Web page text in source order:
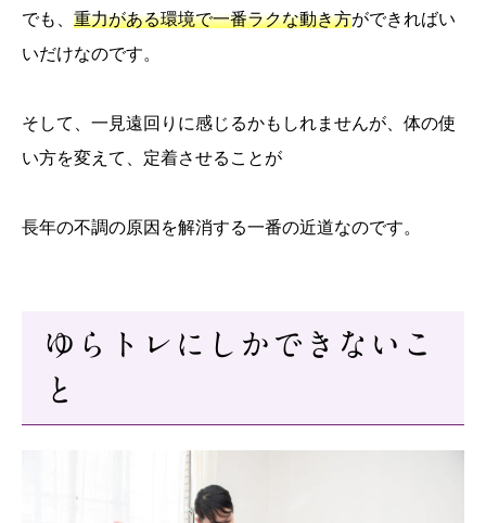
でも、 重力がある環境で一番ラクな動き方ができればい
いだけなのです。
そして、一見遠回りに感じるかもしれませんが、体の使
い方を変えて、定着させることが
長年の不調の原因を解消する一番の近道なのです。
ゆらトレにしかできないこ
と